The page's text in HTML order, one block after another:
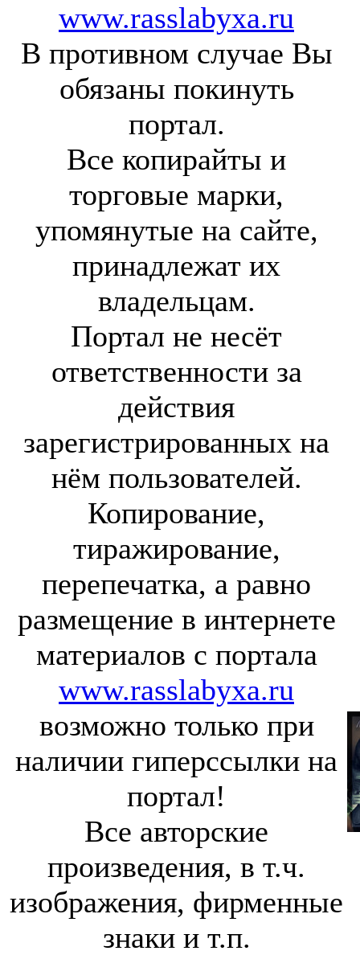
www.rasslabyxa.ru
В противном случае Вы
обязаны покинуть
портал.
Все копирайты и
торговые марки,
упомянутые на сайте,
принадлежат их
владельцам.
Портал не несёт
ответственности за
действия
зарегистрированных на
нём пользователей.
Копирование,
тиражирование,
перепечатка, а равно
размещение в интернете
материалов с портала
www.rasslabyxa.ru
возможно только при
наличии гиперссылки на
портал!
Все авторские
произведения, в т.ч.
изображения, фирменные
знаки и т.п.